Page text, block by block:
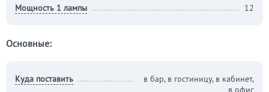
Мощность 1 лампы
12
Основные:
Куда поставить
в бар, в гостиницу, в кабинет,
в офис